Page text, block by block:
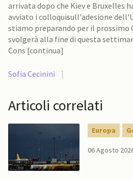
arrivata dopo che Kiev e Bruxelles
avviato i colloquisull'adesione
stiamo preparando per il prossimo
svolgerà alla fine di questa
Cons [continua]
Sofia Cecinini |
Articoli correlati
Europa
06 Agosto